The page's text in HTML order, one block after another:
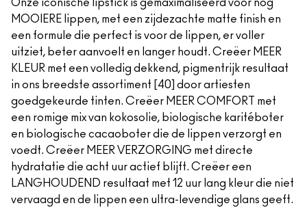
Onze iconische lipstick is gemaximaliseerd voor nog
MOOIERE lippen, met een zijdezachte matte finish en
een formule die perfect is voor de lippen, er voller
uitziet, beter aanvoelt en langer houdt. Creëer MEER
KLEUR met een volledig dekkend, pigmentrijk resultaat
in ons breedste assortiment [40] door artiesten
goedgekeurde tinten. Creëer MEER COMFORT met
een romige mix van kokosolie, biologische karitéboter
en biologische cacaoboter die de lippen verzorgt en
voedt. Creëer MEER VERZORGING met directe
hydratatie die acht uur actief blijft. Creëer een
LANGHOUDEND resultaat met 12 uur lang kleur die niet
vervaagd en de lippen een ultra-levendige glans geeft.